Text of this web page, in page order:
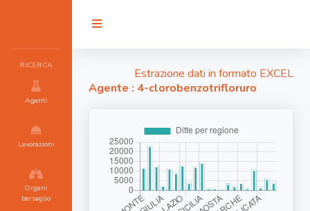
RICERCA
Agenti
Lavorazioni
Organi
bersaglio
Estrazione dati in formato EXCEL
Agente : 4-clorobenzotrifloruro